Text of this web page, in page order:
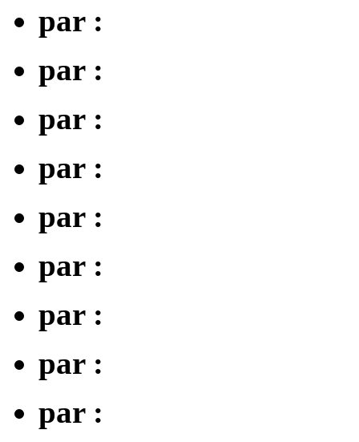
par :
par :
par :
par :
par :
par :
par :
par :
par :